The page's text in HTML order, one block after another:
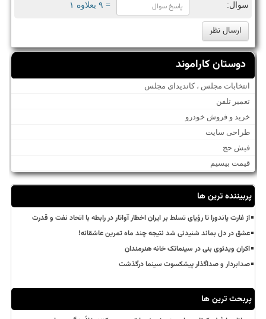
سوال: = ۹ بعلاوه ۱
دوستان کاراموند
انتخابات مجلس ، کاندیدای مجلس
تعمیر تلفن
خرید و فروش خودرو
طراحی سایت
فیش حج
قیمت بیسیم
پربیننده ترین ها
از غارت پاندورا تا رؤیای تسلط بر ایران اخطار آواتار در رابطه با اتحاد نفت و قدرت
عشق در دل بماند شنیدنی شد نتیجه چند ماه تمرین عاشقانه!
اکران ویدئوی بنی در سینماتک خانه هنرمندان
صدابردار و صداگذار پیشکسوت سینما درگذشت
پربحث ترین ها